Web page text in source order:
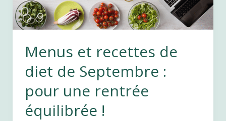
équilibrés
Menus et recettes de
diet de Septembre :
pour une rentrée
équilibrée !